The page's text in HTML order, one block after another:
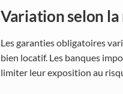
Variation selon
Les garanties obligatoires
bien locatif. Les banques
limiter leur exposition au